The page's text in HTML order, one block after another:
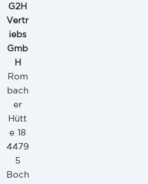
G2H
Vertr
iebs
Gmb
H
Rom
bach
er
Hütt
e 18
4479
5
Boch